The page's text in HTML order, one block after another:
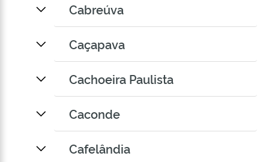
Cabreúva
Caçapava
Cachoeira Paulista
Caconde
Cafelândia